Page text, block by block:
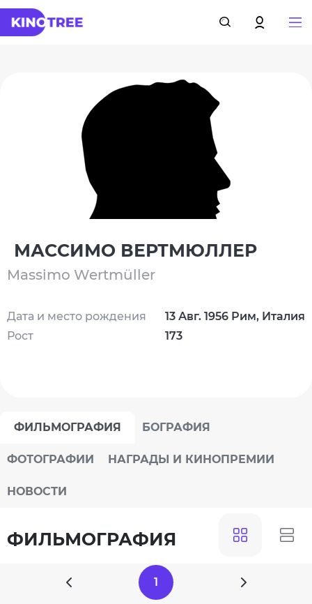
МАССИМО ВЕРТМЮЛЛЕР
Massimo Wertmüller
Дата и место рождения
Рост
13 Авг. 1956 Рим, Италия
173
ФИЛЬМОГРАФИЯ БОГРАФИЯ
ФОТОГРАФИИ НАГРАДЫ И КИНОПРЕМИИ
НОВОСТИ
ФИЛЬМОГРАФИЯ
1